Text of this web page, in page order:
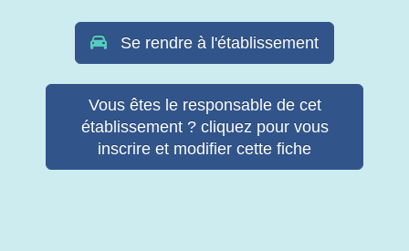
Se rendre à l'établissement
Vous êtes le responsable de cet
établissement ? cliquez pour vous
inscrire et modifier cette fiche